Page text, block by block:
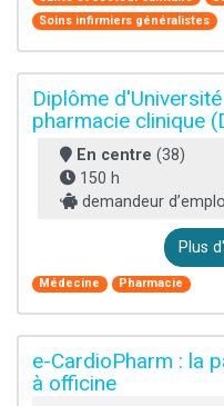
Soins infirmiers généralistes
Diplôme
pharmacie clinique
En centre (38)
150 h
demandeur
Plus
Médecine Pharmacie
e-CardioPharm : la
à officine